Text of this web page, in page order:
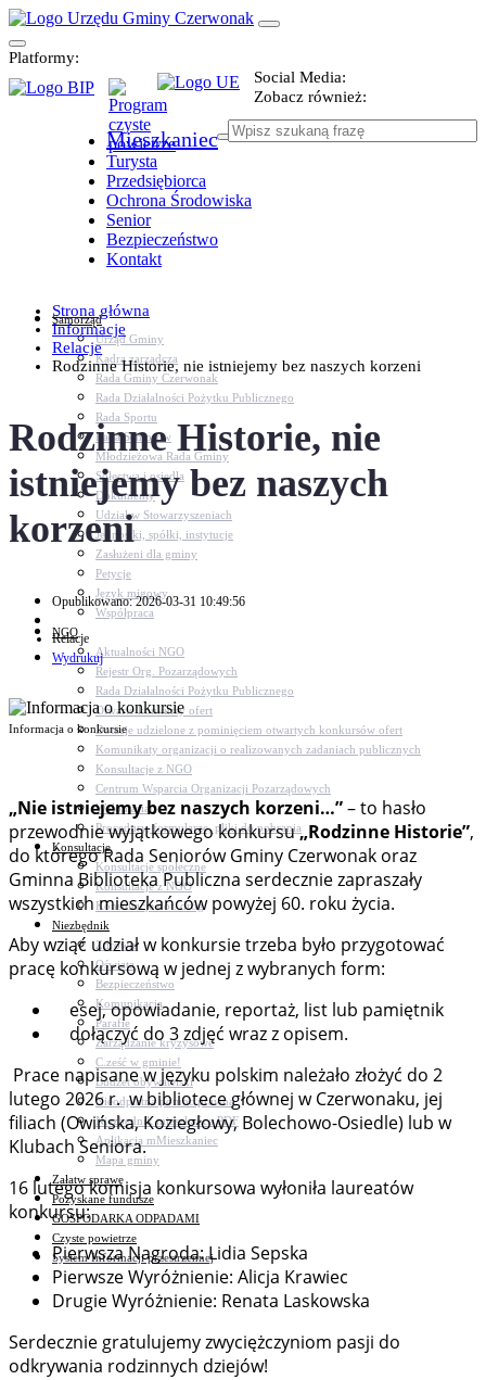
Platformy:
Social Media:
Zobacz również:
Mieszkaniec
Turysta
Przedsiębiorca
Ochrona Środowiska
Senior
Bezpieczeństwo
Kontakt
Samorząd
Urząd Gminy
Kadra zarządcza
Rada Gminy Czerwonak
Rada Działalności Pożytku Publicznego
Rada Sportu
Rada Seniorów
Młodzieżowa Rada Gminy
Sołectwa i osiedla
Dokumenty
Udział w Stowarzyszeniach
Jednostki, spółki, instytucje
Zasłużeni dla gminy
Petycje
Język migowy
Współpraca
NGO
Aktualności NGO
Rejestr Org. Pozarządowych
Rada Działalności Pożytku Publicznego
Otwarte konkursy ofert
Dotacje udzielone z pominięciem otwartych konkursów ofert
Komunikaty organizacji o realizowanych zadaniach publicznych
Konsultacje z NGO
Centrum Wsparcia Organizacji Pozarządowych
Wolontariat
Procedury, formularze, pliki do pobrania
Konsultacje
Konsultacje społeczne
Konsultacje z NGO
Konsultacje dot. dróg
Niezbędnik
Zdrowie
Oświata
Bezpieczeństwo
Komunikacja
Parafie
Zarządzanie kryzysowe
C.ześć w gminie!
Budżet obywatelski
Nieodpłatna pomoc prawna
Niezbędnik mieszkańca PDF
Aplikacja mMieszkaniec
Mapa gminy
Załatw sprawę
Pozyskane fundusze
GOSPODARKA ODPADAMI
Czyste powietrze
System Informacji przestrzennej
Strona główna
Informacje
Relacje
Rodzinne Historie, nie istniejemy bez naszych korzeni
Rodzinne Historie, nie
istniejemy bez naszych
korzeni
Opublikowano: 2026-03-31 10:49:56
Relacje
Wydrukuj
Informacja o konkursie
„Nie istniejemy bez naszych korzeni…”– to hasło
przewodnie wyjątkowego konkursu„Rodzinne Historie”,
do którego Rada Seniorów Gminy Czerwonak oraz
Gminna Biblioteka Publiczna serdecznie zapraszały
wszystkich mieszkańców powyżej 60. roku życia.
Aby wziąć udział w konkursie trzeba było przygotować
pracę konkursową w jednej z wybranych form:
esej, opowiadanie, reportaż, list lub pamiętnik
dołączyć do 3 zdjęć wraz z opisem.
Prace napisane w języku polskim należało złożyć do 2
lutego 2026 r. w bibliotece głównej w Czerwonaku, jej
filiach (Owińska, Koziegłowy, Bolechowo-Osiedle) lub w
Klubach Seniora.
16 lutego komisja konkursowa wyłoniła laureatów
konkursu:
Pierwsza Nagroda: Lidia Sepska
Pierwsze Wyróżnienie: Alicja Krawiec
Drugie Wyróżnienie: Renata Laskowska
Serdecznie gratulujemy zwyciężczyniom pasji do
odkrywania rodzinnych dziejów!